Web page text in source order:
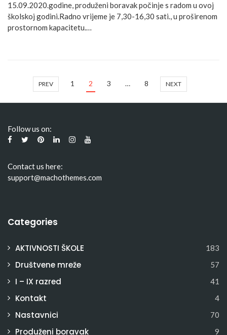
15.09.2020.godine, produženi boravak počinje s radom u ovoj
školskoj godini.Radno vrijeme je 7,30-16,30 sati., u proširenom
prostornom kapacitetu.…
PREV 1 2 3 … 8 NEXT
Follow us on:
Contact us here:
support@machothemes.com
Categories
AKTIVNOSTI ŠKOLE 183
Društvene mreže 57
I – IX razred 41
Kontakt 4
Nastavnici 70
Produženi boravak 9